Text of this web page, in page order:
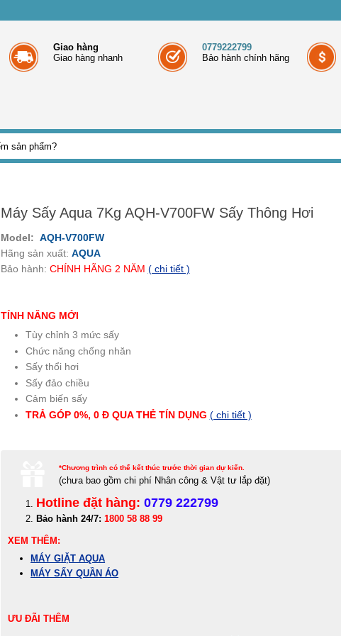
Giao hàng
Giao hàng nhanh
0779222799
Bảo hành chính hãng
Máy Sấy Aqua 7Kg AQH-V700FW Sấy Thông Hơi
Model: AQH-V700FW
Hãng sản xuất: AQUA
Bảo hành: CHÍNH HÃNG 2 NĂM ( chi tiết )
TÍNH NĂNG MỚI
Tùy chỉnh 3 mức sấy
Chức năng chống nhăn
Sấy thổi hơi
Sấy đảo chiều
Cảm biến sấy
TRẢ GÓP 0%, 0 Đ QUA THẺ TÍN DỤNG ( chi tiết )
*Chương trình có thể kết thúc trước thời gian dự kiến.
(c hưa bao gồm chi phí Nhân công & Vật tư lắp đặt)
Hotline đặt hàng: 0779 222799
Bảo hành 24/7: 1800 58 88 99
XEM THÊM:
MÁY GIẶT AQUA
MÁY SẤY QUẦN ÁO
ƯU ĐÃI THÊM